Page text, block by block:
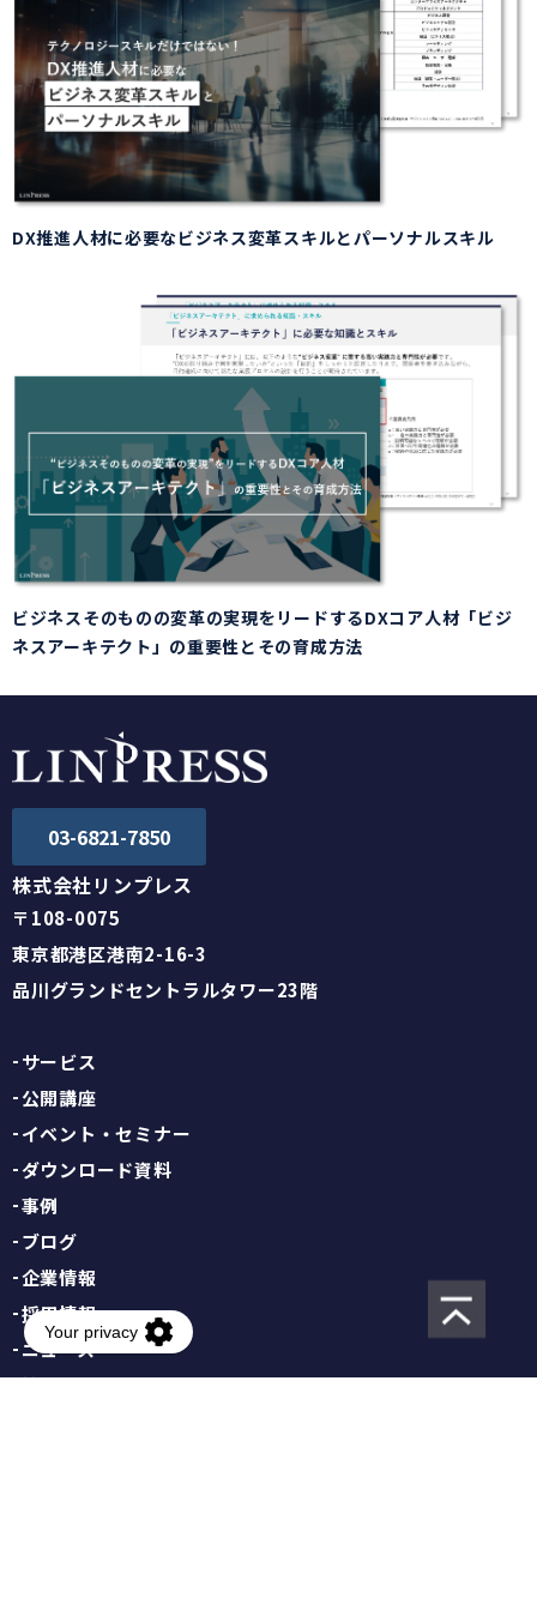
DX推進人材に必要なビジネス変革スキルとパーソナルスキル
ビジネスそのものの変革の実現をリードするDXコア人材「ビジ
ネスアーキテクト」の重要性とその育成方法
03-6821-7850
株式会社リンプレス
〒108-0075
東京都港区港南2-16-3
品川グランドセントラルタワー23階
サービス
公開講座
イベント・セミナー
ダウンロード資料
事例
ブログ
企業情報
採用情報
ニュース
情報セキュリティ基本方針